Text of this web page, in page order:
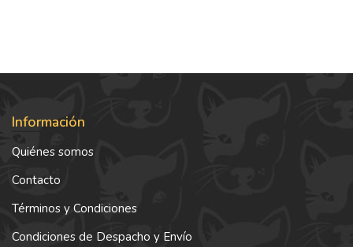
Información
Quiénes somos
Contacto
Términos y Condiciones
Condiciones de Despacho y Envío